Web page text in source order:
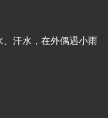
、汗水，在外偶遇小雨